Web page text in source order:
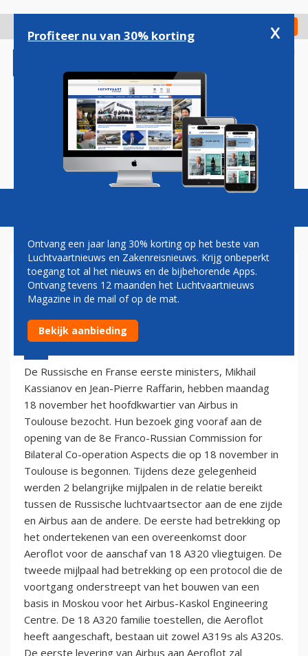
gaan
Check in
Magazine Podcasts Vacatures
AEROFLOT TEKENT VOOR 18
AIRBUS A320 TOESTELLEN
18 november 2002 - 1:00
De Russische en Franse eerste ministers, Mikhail
Kassianov en Jean-Pierre Raffarin, hebben maandag
18 november het hoofdkwartier van Airbus in
Toulouse bezocht. Hun bezoek ging vooraf aan de
opening van de 8e Franco-Russian Commission for
Bilateral Co-operation Aspects die op 18 november in
Toulouse is begonnen. Tijdens deze gelegenheid
werden 2 belangrijke mijlpalen in de relatie bereikt
tussen de Russische luchtvaartsector aan de ene zijde
en Airbus aan de andere. De eerste had betrekking op
het ondertekenen van een overeenkomst door
Aeroflot voor de aanschaf van 18 A320 vliegtuigen. De
tweede mijlpaal had betrekking op een protocol die de
voortgang onderstreept van het bouwen van een
basis in Moskou voor het Airbus-Kaskol Engineering
Centre. De 18 A320 familie toestellen, die Aeroflot
heeft aangeschaft, bestaan uit zowel A319s als A320s.
De eerste levering van Airbus aan Aeroflot zal
Profiteer nu van 30% korting x
Ontvang een jaar lang 30% korting op het beste van
Luchtvaartnieuws en Zakenreisnieuws. Krijg onbeperkt
toegang tot al het nieuws en de bijbehorende Apps.
Ontvang tevens 12 maanden het Luchtvaartnieuws
Magazine in de mail of op de mat.
Bekijk aanbieding